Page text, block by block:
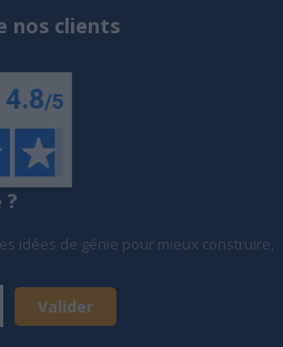
nos clients
idées de génie pour mieux construire,